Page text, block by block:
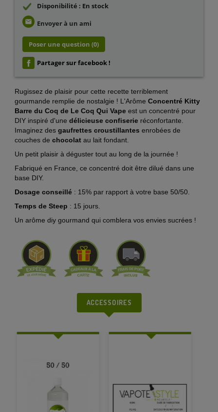
Disponibilité : En stock
email Envoyer à un ami
Poser une question (0)
Partager sur facebook !
Rugissez de plaisir pour cette recette terriblement
gourmande remplie de nostalgie ! L'Arôme Concentré Kitty
Barre du Coq de Le Coq Qui Vape est un concentré pour
DIY inspiré d'une délicieuse confiserie réconfortante.
Imaginez des gaufrettes croustillantes enrobées de
couches de chocolat au lait fondant.
Un petit plaisir à déguster tout au long de la journée !
Fabriqué en France, ce concentré doit être dilué dans une
base DIY.
Dosage conseillé : 15% par rapport à votre base 50/50.
Temps de Steep : 15 jours.
Un arôme diy gourmand qui comblera vos envies sucrées !
ACCESSOIRES